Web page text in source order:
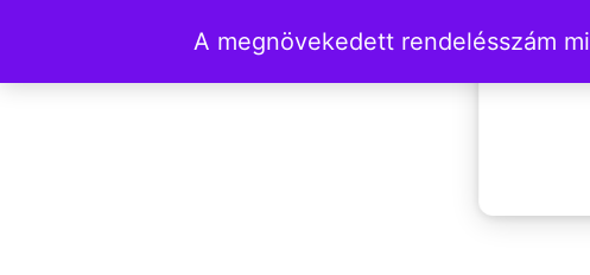
A megnövekedett rendelésszám